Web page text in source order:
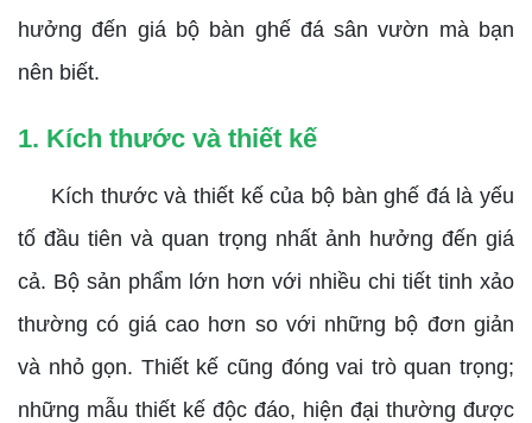
hưởng đến giá bộ bàn ghế đá sân vườn mà bạn
nên biết.
1. Kích thước và thiết kế
Kích thước và thiết kế của bộ bàn ghế đá là yếu
tố đầu tiên và quan trọng nhất ảnh hưởng đến giá
cả. Bộ sản phẩm lớn hơn với nhiều chi tiết tinh xảo
thường có giá cao hơn so với những bộ đơn giản
và nhỏ gọn. Thiết kế cũng đóng vai trò quan trọng;
những mẫu thiết kế độc đáo, hiện đại thường được